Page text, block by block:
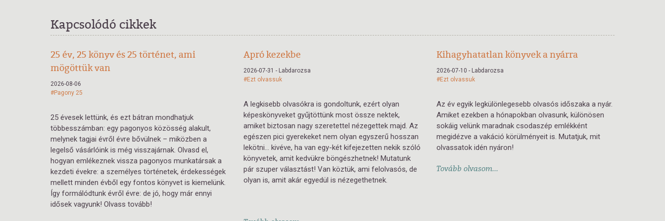
Kapcsolódó cikkek
25 év, 25 könyv és 25 történet, ami
mögöttük van
2026-08-06
#Pagony 25
25 évesek lettünk, és ezt bátran mondhatjuk
többesszámban: egy pagonyos közösség alakult,
melynek tagjai évről évre bővülnek – miközben a
legelső vásárlóink is még visszajárnak. Olvasd el,
hogyan emlékeznek vissza pagonyos munkatársak a
kezdeti évekre: a személyes történetek, érdekességek
mellett minden évből egy fontos könyvet is kiemelünk.
Így formálódtunk évről évre: de jó, hogy már ennyi
idősek vagyunk! Olvass tovább!
Apró kezekbe
2026-07-31 - Labdarozsa
#Ezt olvassuk
A legkisebb olvasókra is gondoltunk, ezért olyan
képeskönyveket gyűjtöttünk most össze nektek,
amiket biztosan nagy szeretettel nézegettek majd. Az
egészen pici gyerekeket nem olyan egyszerű hosszan
lekötni… kivéve, ha van egy-két kifejezetten nekik szóló
könyvetek, amit kedvükre böngészhetnek! Mutatunk
pár szuper választást! Van köztük, ami felolvasós, de
olyan is, amit akár egyedül is nézegethetnek.
Kihagyhatatlan könyvek a nyárra
2026-07-10 - Labdarozsa
#Ezt olvassuk
Az év egyik legkülönlegesebb olvasós időszaka a nyár.
Amiket ezekben a hónapokban olvasunk, különösen
sokáig velünk maradnak csodaszép emlékként
megidézve a vakáció körülményeit is. Mutatjuk, mit
olvassatok idén nyáron!
Tovább olvasom...